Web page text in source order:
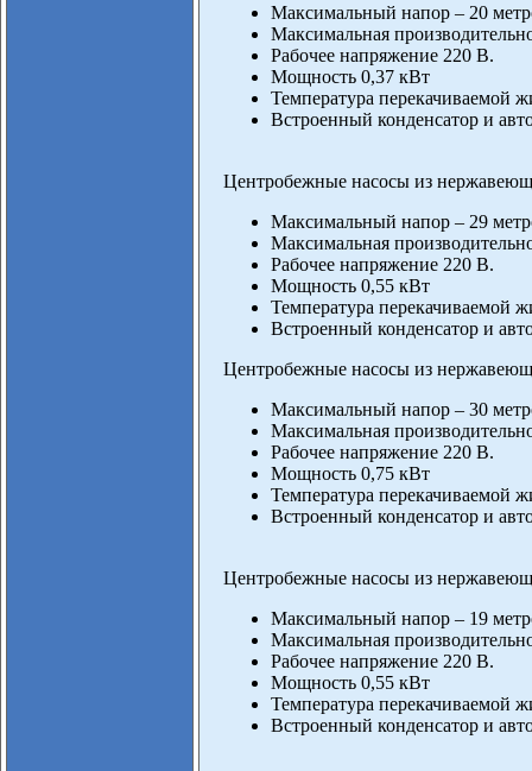
Максимальный напор – 20
Максимальная
Рабочее напряжение 220 В.
Мощность 0,37 кВт
Температура перекачиваемой
Встроенный конденсатор и
Центробежные насосы из
Максимальный напор – 29
Максимальная
Рабочее напряжение 220 В.
Мощность 0,55 кВт
Температура перекачиваемой
Встроенный конденсатор и
Центробежные насосы из
Максимальный напор – 30
Максимальная
Рабочее напряжение 220 В.
Мощность 0,75 кВт
Температура перекачиваемой
Встроенный конденсатор и
Центробежные насосы из
Максимальный напор – 19
Максимальная
Рабочее напряжение 220 В.
Мощность 0,55 кВт
Температура перекачиваемой
Встроенный конденсатор и